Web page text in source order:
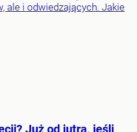
ale i odwiedzających. Jakie